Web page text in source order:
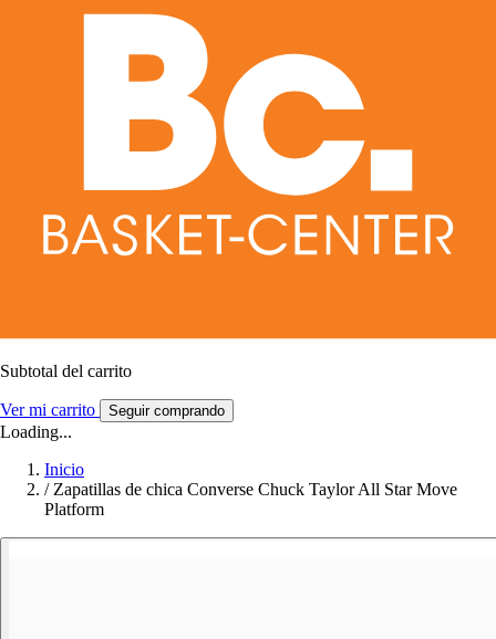
Subtotal del carrito
Ver mi carrito Seguir comprando
Loading...
Inicio
/ Zapatillas de chica Converse Chuck Taylor All Star Move
Platform